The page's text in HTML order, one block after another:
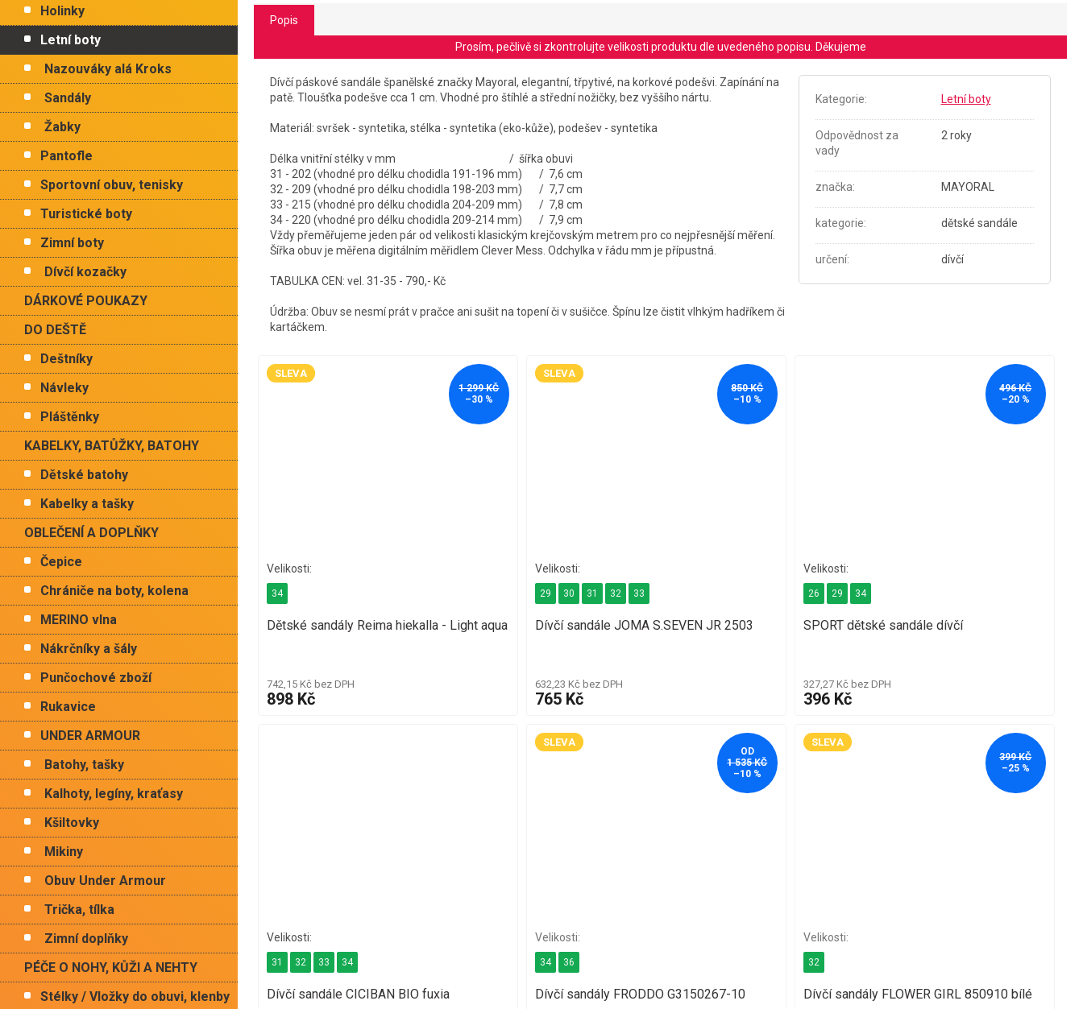
Holinky
Letní boty
Nazouváky alá Kroks
Sandály
Žabky
Pantofle
Sportovní obuv, tenisky
Turistické boty
Zimní boty
Dívčí kozačky
DÁRKOVÉ POUKAZY
DO DEŠTĚ
Deštníky
Návleky
Pláštěnky
KABELKY, BATŮŽKY, BATOHY
Dětské batohy
Kabelky a tašky
OBLEČENÍ A DOPLŇKY
Čepice
Chrániče na boty, kolena
MERINO vlna
Nákrčníky a šály
Punčochové zboží
Rukavice
UNDER ARMOUR
Batohy, tašky
Kalhoty, legíny, kraťasy
Kšiltovky
Mikiny
Obuv Under Armour
Trička, tílka
Zimní doplňky
PÉČE O NOHY, KŮŽI A NEHTY
Stélky / Vložky do obuvi, klenby
Popis
Prosím, pečlivě si zkontrolujte velikosti produktu dle uvedeného popisu. Děkujeme
Dívčí páskové sandále španělské značky Mayoral, elegantní, třpytivé, na korkové podešvi. Zapínání na
patě. Tloušťka podešve cca 1 cm. Vhodné pro štíhlé a střední nožičky, bez vyššího nártu.
Materiál: svršek - syntetika, stélka - syntetika (eko-kůže), podešev - syntetika
Délka vnitřní stélky v mm / šířka obuvi
31 - 202 (vhodné pro délku chodidla 191-196 mm) / 7,6 cm
32 - 209 (vhodné pro délku chodidla 198-203 mm) / 7,7 cm
33 - 215 (vhodné pro délku chodidla 204-209 mm) / 7,8 cm
34 - 220 (vhodné pro délku chodidla 209-214 mm) / 7,9 cm
Vždy přeměřujeme jeden pár od velikosti klasickým krejčovským metrem pro co nejpřesnější měření.
Šířka obuv je měřena digitálním měřidlem Clever Mess. Odchylka v řádu mm je přípustná.
TABULKA CEN: vel. 31-35 - 790,- Kč
Údržba: Obuv se nesmí prát v pračce ani sušit na topení či v sušičce. Špínu lze čistit vlhkým hadříkem či
kartáčkem.
Kategorie: Letní boty
Odpovědnost za
vady
2 roky
značka: MAYORAL
kategorie: dětské sandále
určení: dívčí
SLEVA
1 299 KČ
–30 %
Dětské sandály Reima hiekalla - Light aqua
742,15 Kč bez DPH
898 Kč
34
SLEVA
850 KČ
–10 %
Dívčí sandále JOMA S.SEVEN JR 2503
632,23 Kč bez DPH
765 Kč
29 30 31 32 33
496 KČ
–20 %
SPORT dětské sandále dívčí
327,27 Kč bez DPH
396 Kč
26 29 34
Dívčí sandále CICIBAN BIO fuxia
31 32 33 34
SLEVA
OD
1 535 KČ
–10 %
Dívčí sandály FRODDO G3150267-10
34 36
SLEVA
399 KČ
–25 %
Dívčí sandály FLOWER GIRL 850910 bílé
32